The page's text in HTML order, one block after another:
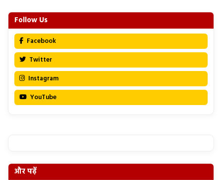
Follow Us
Facebook
Twitter
Instagram
YouTube
और पढ़ें